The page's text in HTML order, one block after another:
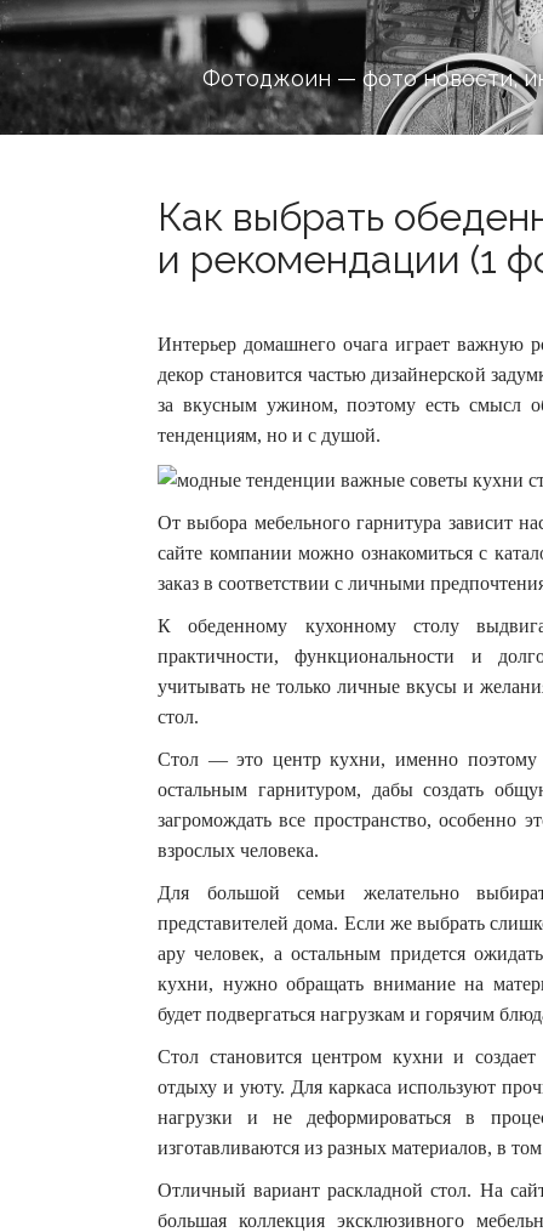
Фотоджоин — фото новости,
Как выбрать
и рекомендации (1
Интерьер домашнего очага играет важную
декор становится частью дизайнерской
за вкусным ужином, поэтому есть смысл
тенденциям, но и с душой.
От выбора мебельного гарнитура зависит
сайте компании можно ознакомиться с
заказ в соответствии с личными
К обеденному кухонному столу
практичности, функциональности и
учитывать не только личные вкусы и
стол.
Стол — это центр кухни, именно поэтому
остальным гарнитуром, дабы создать
загромождать все пространство, особенно
взрослых человека.
Для большой семьи желательно
представителей дома. Если же выбрать
ару человек, а остальным придется
кухни, нужно обращать внимание на
будет подвергаться нагрузкам и горячим
Стол становится центром кухни и
отдыху и уюту. Для каркаса используют
нагрузки и не деформироваться в
изготавливаются из разных материалов, в
Отличный вариант раскладной стол. На
большая коллекция эксклюзивного